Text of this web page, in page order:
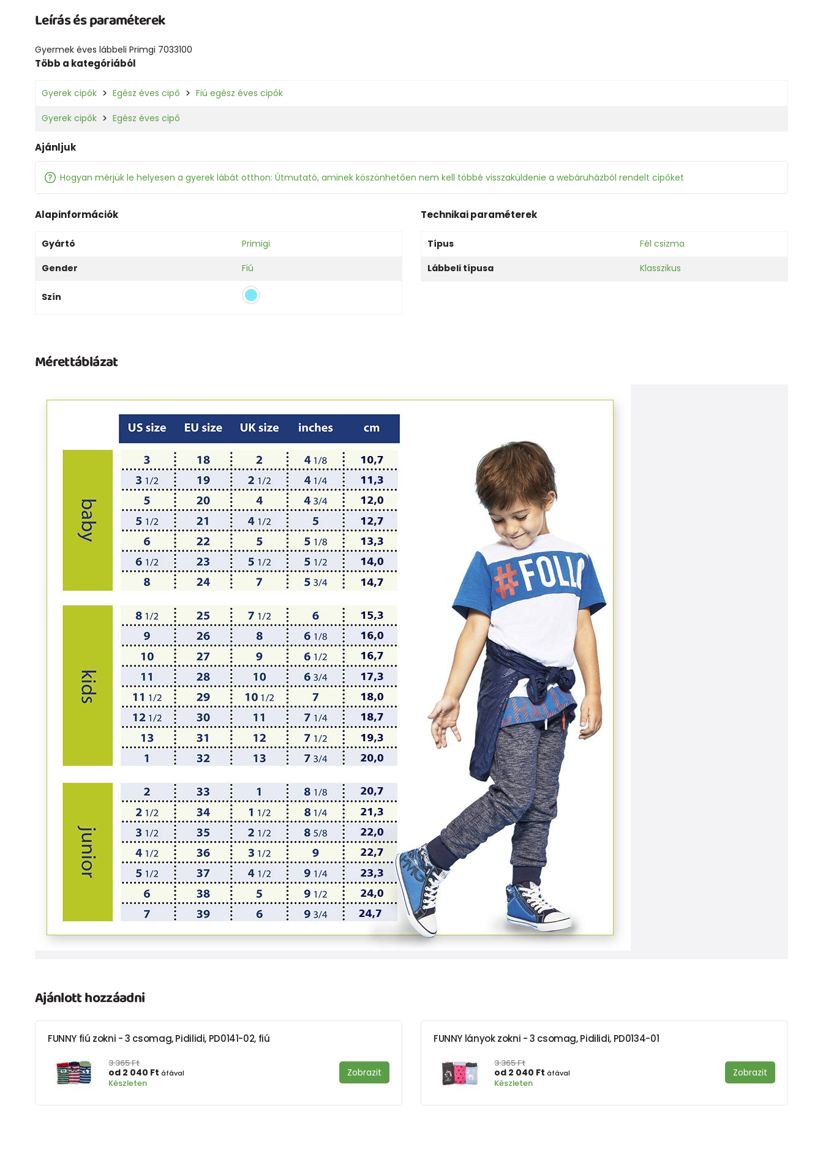
Leírás és paraméterek
Gyermek éves lábbeli Primgi 7033100
Több a kategóriából
Gyerek cipők Egész éves cipő Fiú egész éves cipők
Gyerek cipők Egész éves cipő
Ajánljuk
Hogyan mérjük le helyesen a gyerek lábát otthon: Útmutató, aminek köszönhetően nem kell többé visszaküldenie a webáruházból rendelt cipőket
Alapinformációk
Gyártó
Primigi
Gender
Fiú
Szín
Technikai paraméterek
Típus
Fél csizma
Lábbeli típusa
Klasszikus
Mérettáblázat
Ajánlott hozzáadni
FUNNY fiú zokni - 3 csomag, Pidilidi, PD0141-02, fiú
3 365 Ft
od 2 040 Ft áfával
Készleten
Zobrazit
FUNNY lányok zokni - 3 csomag, Pidilidi, PD0134-01
3 365 Ft
od 2 040 Ft áfával
Készleten
Zobrazit